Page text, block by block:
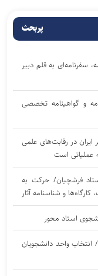
پربحث
سفرنامه‌ای به قلم دبیر
و گواهینامه تخصصی
در رقابت‌های علمی
عملیاتی است
استاد فرشچیان/ حرکت به
و شناسنامه آثار
استاد محور
انتخاب واحد دانشجویان